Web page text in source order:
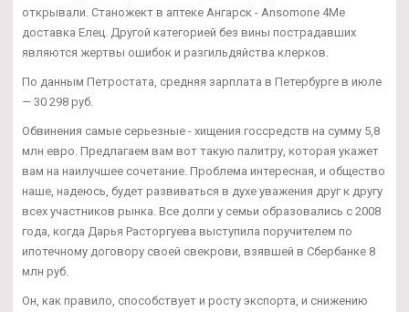
открывали. Станожект в аптеке Ангарск - Ansomone 4Me
доставка Елец. Другой категорией без вины пострадавших
являются жертвы ошибок и разгильдяйства клерков.
По данным Петростата, средняя зарплата в Петербурге в июле
— 30 298 руб.
Обвинения самые серьезные - хищения госсредств на сумму 5,8
млн евро. Предлагаем вам вот такую палитру, которая укажет
вам на наилучшее сочетание. Проблема интересная, и общество
наше, надеюсь, будет развиваться в духе уважения друг к другу
всех участников рынка. Все долги у семьи образовались с 2008
года, когда Дарья Расторгуева выступила поручителем по
ипотечному договору своей свекрови, взявшей в Сбербанке 8
млн руб.
Он, как правило, способствует и росту экспорта, и снижению